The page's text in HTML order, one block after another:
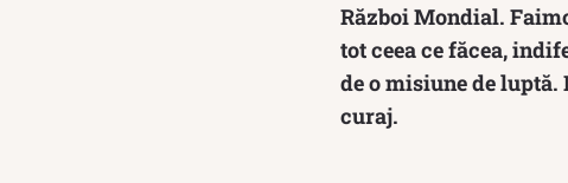
Război Mondial.
tot ceea ce făcea,
de o misiune de
curaj.